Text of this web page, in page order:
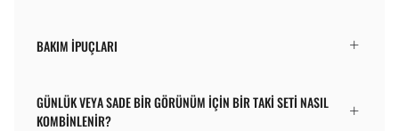
BAKIM İPUÇLARI
GÜNLÜK VEYA SADE BIR GÖRÜNÜM IÇIN BIR TAKI SETI NASIL
KOMBINLENIR?